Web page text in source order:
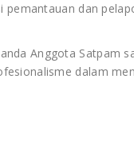
dan
Anggota Satpam
dalam